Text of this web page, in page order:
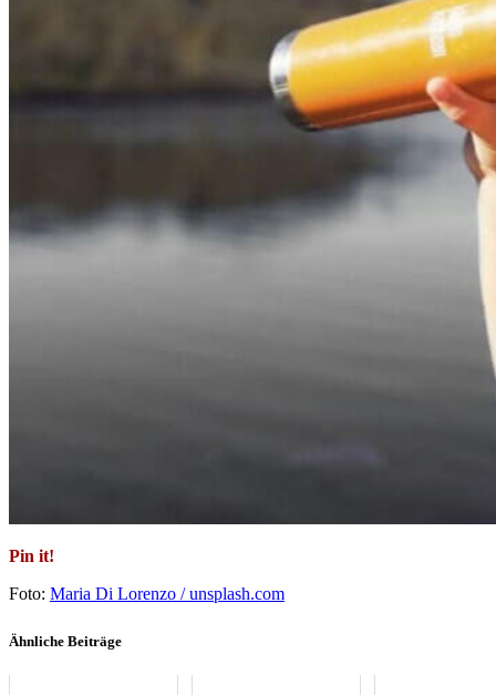
Pin it!
Foto: Maria Di Lorenzo / unsplash.com
Ähnliche Beiträge